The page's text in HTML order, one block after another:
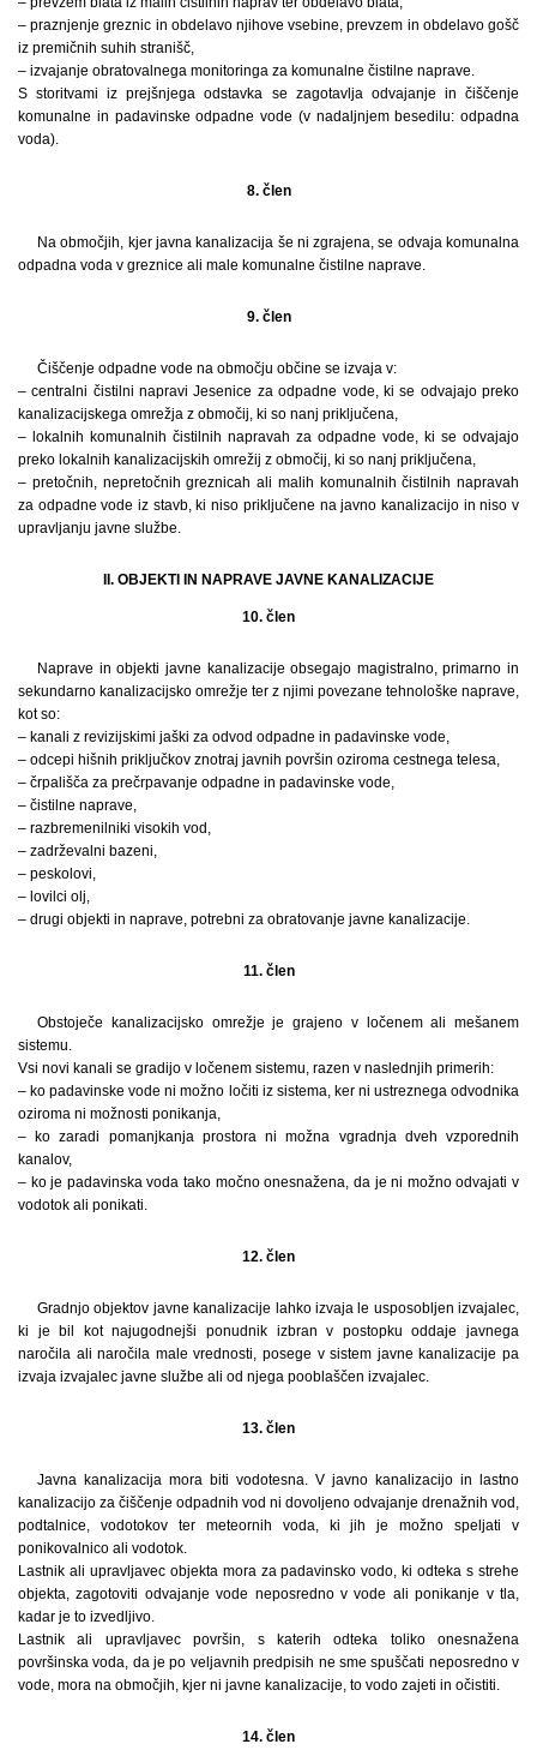
– praznjenje greznic in obdelavo njihove vsebine, prevzem in obdelavo gošč
iz premičnih suhih stranišč,
– izvajanje obratovalnega monitoringa za komunalne čistilne naprave.
S storitvami iz prejšnjega odstavka se zagotavlja odvajanje in čiščenje
komunalne in padavinske odpadne vode (v nadaljnjem besedilu: odpadna
voda).
8. člen
Na območjih, kjer javna kanalizacija še ni zgrajena, se odvaja komunalna
odpadna voda v greznice ali male komunalne čistilne naprave.
9. člen
Čiščenje odpadne vode na območju občine se izvaja v:
– centralni čistilni napravi Jesenice za odpadne vode, ki se odvajajo preko
kanalizacijskega omrežja z območij, ki so nanj priključena,
– lokalnih komunalnih čistilnih napravah za odpadne vode, ki se odvajajo
preko lokalnih kanalizacijskih omrežij z območij, ki so nanj priključena,
– pretočnih, nepretočnih greznicah ali malih komunalnih čistilnih napravah
za odpadne vode iz stavb, ki niso priključene na javno kanalizacijo in niso v
upravljanju javne službe.
II. OBJEKTI IN NAPRAVE JAVNE KANALIZACIJE
10. člen
Naprave in objekti javne kanalizacije obsegajo magistralno, primarno in
sekundarno kanalizacijsko omrežje ter z njimi povezane tehnološke naprave,
kot so:
– kanali z revizijskimi jaški za odvod odpadne in padavinske vode,
– odcepi hišnih priključkov znotraj javnih površin oziroma cestnega telesa,
– črpališča za prečrpavanje odpadne in padavinske vode,
– čistilne naprave,
– razbremenilniki visokih vod,
– zadrževalni bazeni,
– peskolovi,
– lovilci olj,
– drugi objekti in naprave, potrebni za obratovanje javne kanalizacije.
11. člen
Obstoječe kanalizacijsko omrežje je grajeno v ločenem ali mešanem
sistemu.
Vsi novi kanali se gradijo v ločenem sistemu, razen v naslednjih primerih:
– ko padavinske vode ni možno ločiti iz sistema, ker ni ustreznega odvodnika
oziroma ni možnosti ponikanja,
– ko zaradi pomanjkanja prostora ni možna vgradnja dveh vzporednih
kanalov,
– ko je padavinska voda tako močno onesnažena, da je ni možno odvajati v
vodotok ali ponikati.
12. člen
Gradnjo objektov javne kanalizacije lahko izvaja le usposobljen izvajalec,
ki je bil kot najugodnejši ponudnik izbran v postopku oddaje javnega
naročila ali naročila male vrednosti, posege v sistem javne kanalizacije pa
izvaja izvajalec javne službe ali od njega pooblaščen izvajalec.
13. člen
Javna kanalizacija mora biti vodotesna. V javno kanalizacijo in lastno
kanalizacijo za čiščenje odpadnih vod ni dovoljeno odvajanje drenažnih vod,
podtalnice, vodotokov ter meteornih voda, ki jih je možno speljati v
ponikovalnico ali vodotok.
Lastnik ali upravljavec objekta mora za padavinsko vodo, ki odteka s strehe
objekta, zagotoviti odvajanje vode neposredno v vode ali ponikanje v tla,
kadar je to izvedljivo.
Lastnik ali upravljavec površin, s katerih odteka toliko onesnažena
površinska voda, da je po veljavnih predpisih ne sme spuščati neposredno v
vode, mora na območjih, kjer ni javne kanalizacije, to vodo zajeti in očistiti.
14. člen